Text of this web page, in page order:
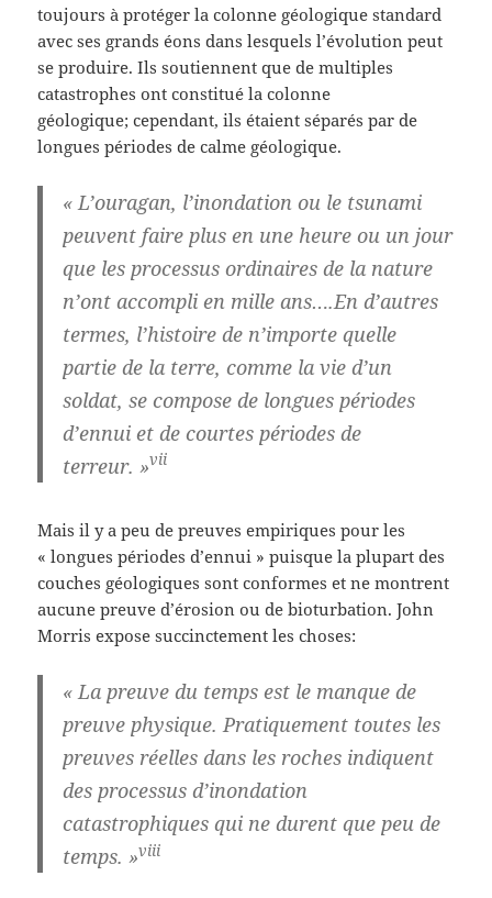
toujours à protéger la colonne géologique standard
avec ses grands éons dans lesquels l’évolution peut
se produire. Ils soutiennent que de multiples
catastrophes ont constitué la colonne
géologique; cependant, ils étaient séparés par de
longues périodes de calme géologique.
« L’ouragan, l’inondation ou le tsunami
peuvent faire plus en une heure ou un jour
que les processus ordinaires de la nature
n’ont accompli en mille ans….En d’autres
termes, l’histoire de n’importe quelle
partie de la terre, comme la vie d’un
soldat, se compose de longues périodes
d’ennui et de courtes périodes de
terreur. »vii
Mais il y a peu de preuves empiriques pour les
« longues périodes d’ennui » puisque la plupart des
couches géologiques sont conformes et ne montrent
aucune preuve d’érosion ou de bioturbation. John
Morris expose succinctement les choses:
« La preuve du temps est le manque de
preuve physique. Pratiquement toutes les
preuves réelles dans les roches indiquent
des processus d’inondation
catastrophiques qui ne durent que peu de
temps. »viii